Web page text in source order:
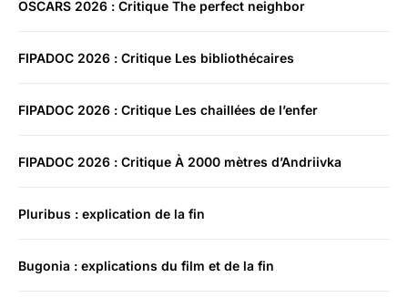
OSCARS 2026 : Critique The perfect neighbor
FIPADOC 2026 : Critique Les bibliothécaires
FIPADOC 2026 : Critique Les chaillées de l’enfer
FIPADOC 2026 : Critique À 2000 mètres d’Andriivka
Pluribus : explication de la fin
Bugonia : explications du film et de la fin